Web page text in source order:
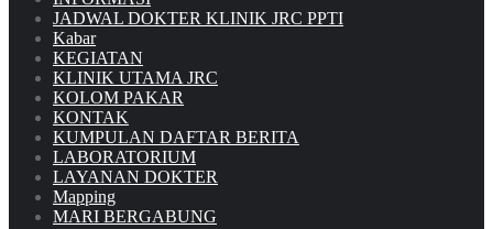
JADWAL DOKTER KLINIK JRC PPTI
Kabar
KEGIATAN
KLINIK UTAMA JRC
KOLOM PAKAR
KONTAK
KUMPULAN DAFTAR BERITA
LABORATORIUM
LAYANAN DOKTER
Mapping
MARI BERGABUNG